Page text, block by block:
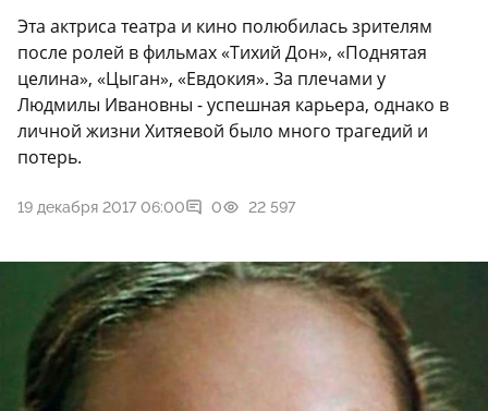
Эта актриса театра и кино полюбилась зрителям
после ролей в фильмах «Тихий Дон», «Поднятая
целина», «Цыган», «Евдокия». За плечами у
Людмилы Ивановны - успешная карьера, однако в
личной жизни Хитяевой было много трагедий и
потерь.
19 декабря 2017 06:00 0 22 597